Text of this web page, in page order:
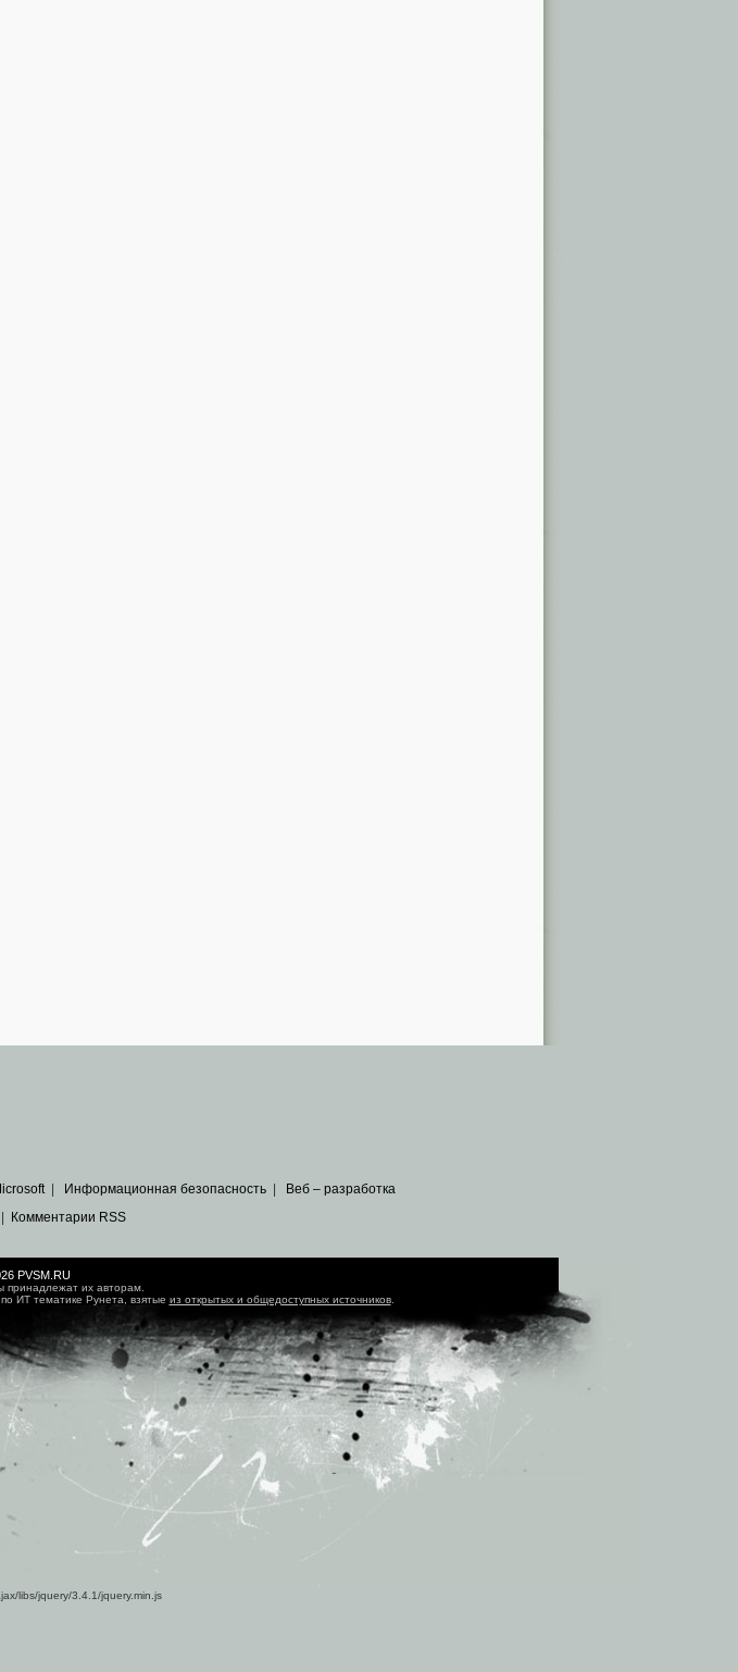
| Информационная безопасность
Веб – разработка
Комментарии RSS
PVSM.RU
принадлежат их авторам.
ИТ тематике Рунета, взятые из открытых и общедоступных источников.
libs/jquery/3.4.1/jquery.min.js